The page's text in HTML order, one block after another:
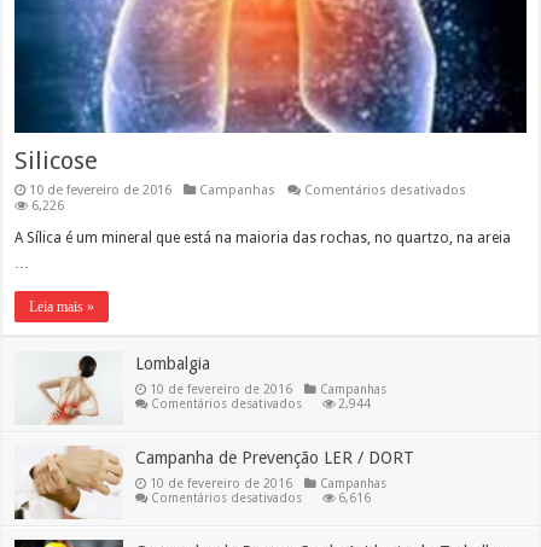
Silicose
10 de fevereiro de 2016 Campanhas Comentários desativados
6,226
A Sílica é um mineral que está na maioria das rochas, no quartzo, na areia
Leia mais »
Lombalgia
10 de fevereiro de 2016
Campanhas
Comentários desativadosem
2,944
Campanha de Prevenção LER / DORT
10 de fevereiro de 2016
Campanhas
Comentários desativadosem
6,616